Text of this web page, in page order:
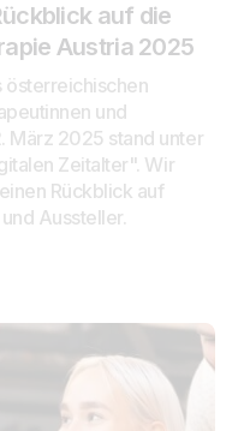
auf die
Austria 2025
österreichischen
und
März 2025 stand unter
Zeitalter". Wir
Rückblick auf
Aussteller.